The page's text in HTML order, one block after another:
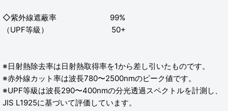
◇紫外線遮蔽率 99%
（UPF等級） 50+
※日射熱除去率は日射熱取得率を1から差し引いたものです。
※赤外線カット率は波長780〜2500nmのピーク値です。
※UPF等級は波長290〜400nmの分光透過スペクトルを計測し、
JIS L1925に基づいて評価しています。